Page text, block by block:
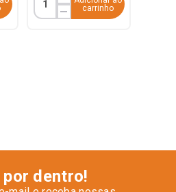
carrinho
por dentro!